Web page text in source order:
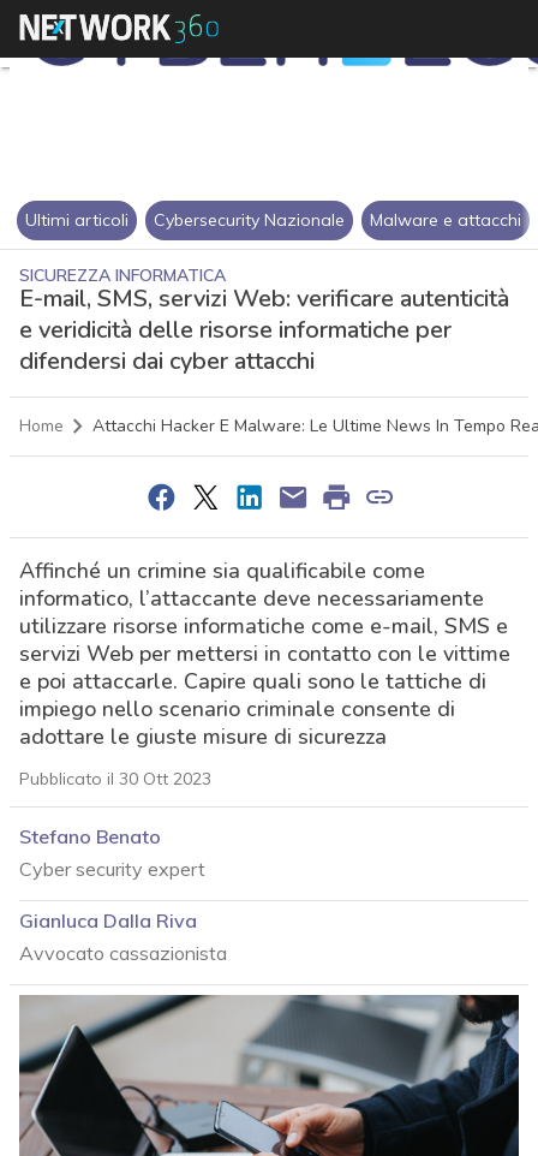
Ultimi articoli Cybersecurity Nazionale Malware e attacchi
SICUREZZA INFORMATICA
E-mail, SMS, servizi Web: verificare autenticità
e veridicità delle risorse informatiche per
difendersi dai cyber attacchi
Home Attacchi Hacker E Malware: Le Ultime News In Tempo
Affinché un crimine sia qualificabile come
informatico, l’attaccante deve necessariamente
utilizzare risorse informatiche come e-mail, SMS e
servizi Web per mettersi in contatto con le vittime
e poi attaccarle. Capire quali sono le tattiche di
impiego nello scenario criminale consente di
adottare le giuste misure di sicurezza
Pubblicato il 30 Ott 2023
Stefano Benato
Cyber security expert
Gianluca Dalla Riva
Avvocato cassazionista